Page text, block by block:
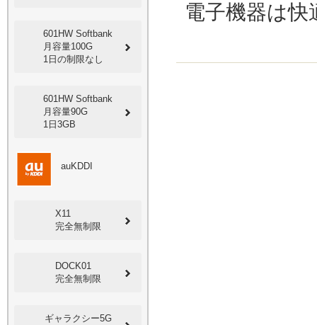
601HW Softbank
月容量100G
1日の制限なし
601HW Softbank
月容量90G
1日3GB
auKDDI
X11
完全無制限
DOCK01
完全無制限
ギャラクシー5G
電子機器は